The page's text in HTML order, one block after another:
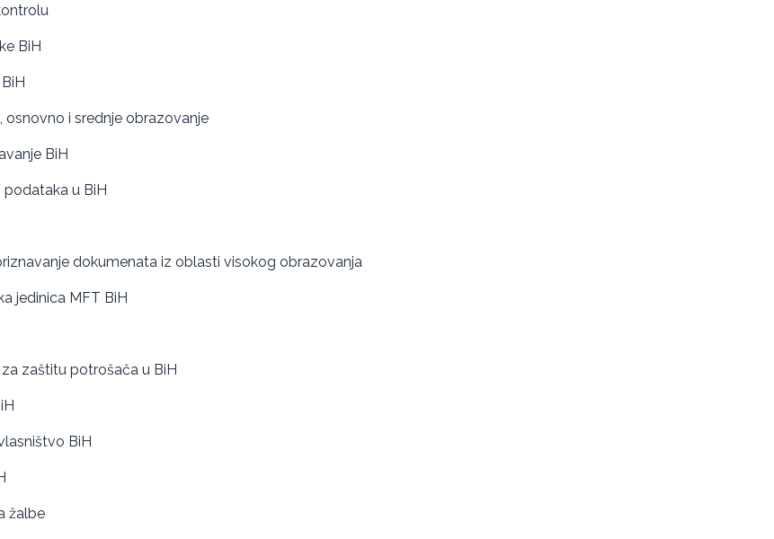
BiH
osnovno i srednje obrazovanje
BiH
u BiH
dokumenata iz oblasti visokog obrazovanja
jedinica MFT BiH
zaštitu potrošača u BiH
BiH
žalbe